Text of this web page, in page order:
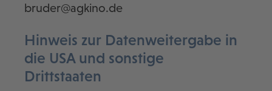
bruder@agkino.de
Hinweis zur Datenweitergabe in
die USA und sonstige
Drittstaaten